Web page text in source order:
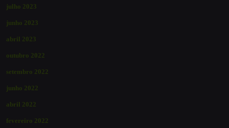
julho 2023
junho 2023
abril 2023
outubro 2022
setembro 2022
junho 2022
abril 2022
fevereiro 2022